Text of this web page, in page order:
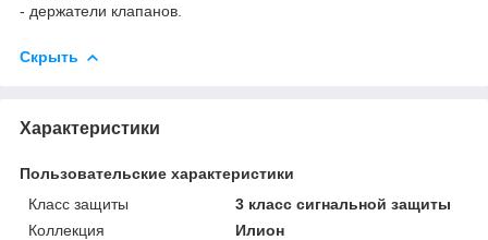
- держатели клапанов.
Скрыть
Характеристики
Пользовательские характеристики
Класс защиты
3 класс сигнальной защиты
Коллекция
Илион